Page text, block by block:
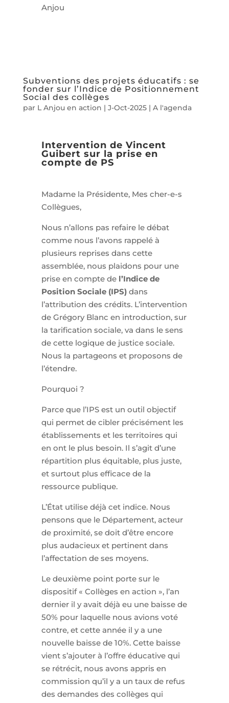
Anjou
Subventions des projets éducatifs : se
fonder sur l’Indice de Positionnement
Social des collèges
par L Anjou en action | J-Oct-2025| A l'agenda
Intervention de Vincent
Guibert sur la prise en
compte de PS
Madame la Présidente, Mes cher-e-s
Collègues,
Nous n’allons pas refaire le débat
comme nous l’avons rappelé à
plusieurs reprises dans cette
assemblée, nous plaidons pour une
prise en compte de l’Indice de
Position Sociale (IPS)dans
l’attribution des crédits. L’intervention
de Grégory Blanc en introduction, sur
la tarification sociale, va dans le sens
de cette logique de justice sociale.
Nous la partageons et proposons de
l’étendre.
Pourquoi ?
Parce que l’IPS est un outil objectif
qui permet de cibler précisément les
établissements et les territoires qui
en ont le plus besoin. Il s’agit d’une
répartition plus équitable, plus juste,
et surtout plus efficace de la
ressource publique.
L’État utilise déjà cet indice. Nous
pensons que le Département, acteur
de proximité, se doit d’être encore
plus audacieux et pertinent dans
l’affectation de ses moyens.
Le deuxième point porte sur le
dispositif « Collèges en action », l’an
dernier il y avait déjà eu une baisse de
50% pour laquelle nous avions voté
contre, et cette année il y a une
nouvelle baisse de 10%. Cette baisse
vient s’ajouter à l’offre éducative qui
se rétrécit, nous avons appris en
commission qu’il y a un taux de refus
des demandes des collèges qui